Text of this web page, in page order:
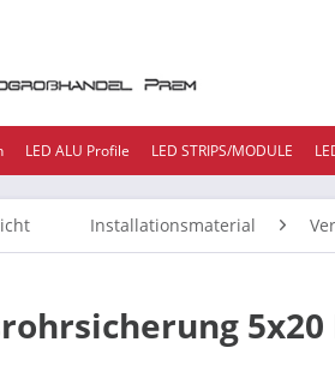
LED ALU Profile LED STRIPS/MODULE
Installationsmaterial
5x20